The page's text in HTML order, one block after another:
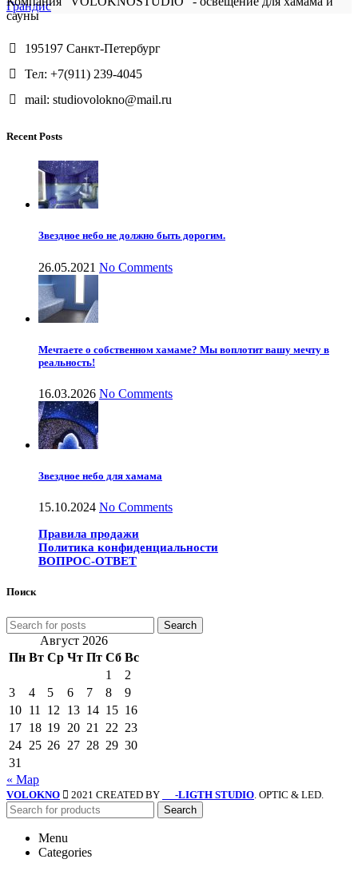
Грандис
сауны
195197 Санкт-Петербург
Тел: +7(911) 239-4045
mail: studiovolokno@mail.ru
Recent Posts
Звездное небо не должно быть дорогим.
26.05.2021 No Comments
Мечтаете о собственном хамаме? Мы воплотит вашу мечту в
реальность!
16.03.2026 No Comments
Звездное небо для хамама
15.10.2024 No Comments
Правила продажи
Политика конфиденциальности
ВОПРОС-ОТВЕТ
Поиск
Search
Август 2026
Пн Вт Ср Чт Пт Сб Вс
1
2
3
4 5 6 7 8
9
10 11 12 13 14 15 16
17 18 19 20 21 22 23
24 25 26 27 28 29 30
31
« Мар
VOLOKNO 2021 CREATED BY -LIGTH STUDIO . OPTIC & LED.
Search
Menu
Categories